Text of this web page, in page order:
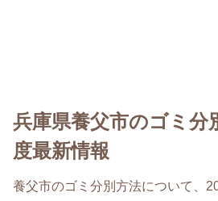
兵庫県養父市のゴミ分
度最新情報
養父市のゴミ分別方法について、